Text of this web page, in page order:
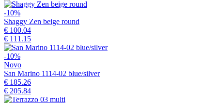
-10%
Shaggy Zen beige round
€ 100.04
€ 111.15
-10%
Novo
San Marino 1114-02 blue/silver
€ 185.26
€ 205.84